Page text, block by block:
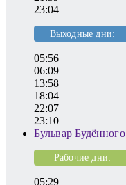
23:04
Выходные дни:
05:56
06:09
13:58
18:04
22:07
23:10
Бульвар Будённого
Рабочие дни:
05:29